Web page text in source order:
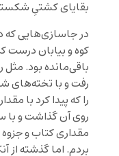
بقایای کشتیِ
در جاسازی‌هایی که
کوه و بیابان درست
باقی‌مانده بود.
رفت و با تخته‌های
را که پیدا کرد با
روی آن گذاشت و با
مقداری کتاب و
بردم. اما گذشته از